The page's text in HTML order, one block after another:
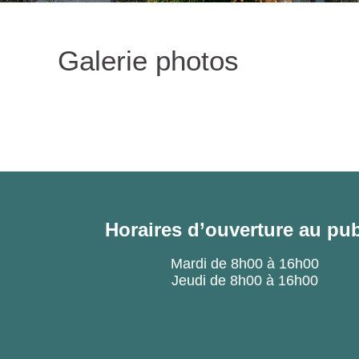
Galerie photos
Horaires d’ouverture au
Mardi de 8h00 à 16h00
Jeudi de 8h00 à 16h00